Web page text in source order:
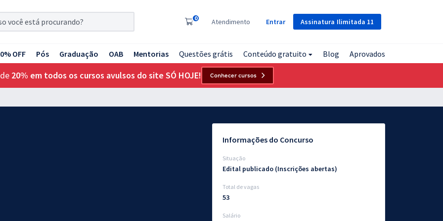
Assinatura Ilimitada 11
0 Atendimento Entrar
OFF Pós Graduação OAB Mentorias Questões grátis Conteúdo gratuito Blog Aprovados
20% em todos os cursos avulsos do site SÓ HOJE! Conhecer cursos
Informações do Concurso
Situação
Edital publicado (Inscrições abertas)
Total de vagas
53
Salário